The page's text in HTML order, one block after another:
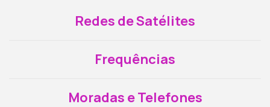
Redes de Satélites
Frequências
Moradas e Telefones